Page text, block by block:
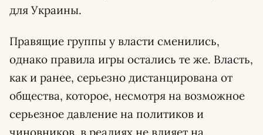
для Украины.
Правящие группы у власти сменились,
однако правила игры остались те же. Власть,
как и ранее, серьезно дистанцирована от
общества, которое, несмотря на возможное
серьезное давление на политиков и